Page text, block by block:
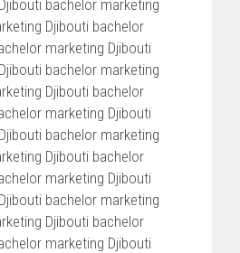
bachelor marketing
Djibouti bachelor
marketing Djibouti
bachelor marketing
Djibouti bachelor
marketing Djibouti
bachelor marketing
Djibouti bachelor
marketing Djibouti
bachelor marketing
Djibouti bachelor
marketing Djibouti